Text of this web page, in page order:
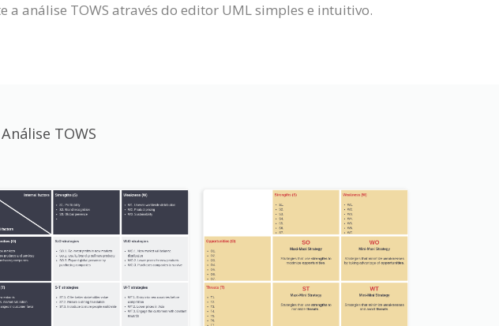
a análise TOWS através do editor UML simples e intuitivo.
TOWS